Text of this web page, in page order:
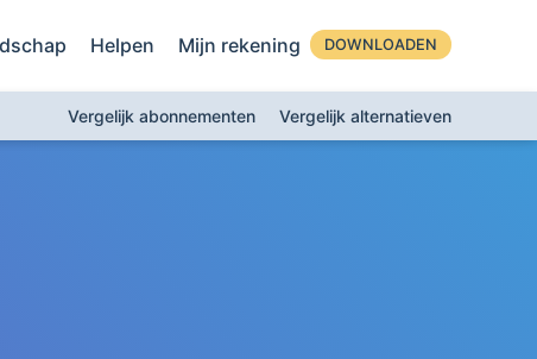
Helpen Mijn rekening DOWNLOADEN
Vergelijk abonnementen Vergelijk alternatieven